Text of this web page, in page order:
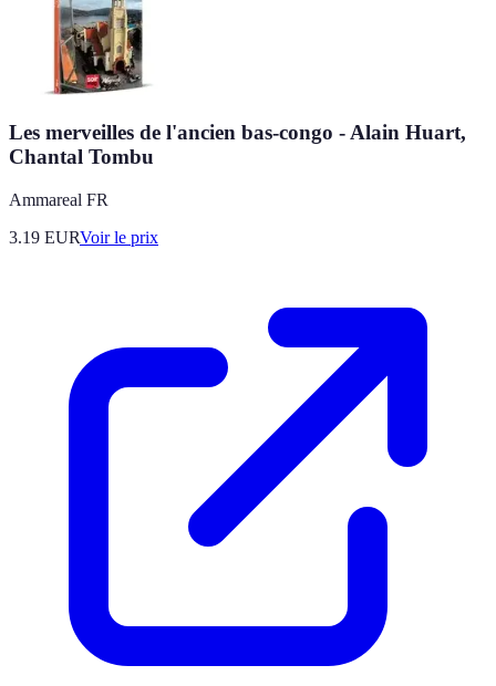
Les merveilles de l'ancien bas-congo - Alain Huart,
Chantal Tombu
Ammareal FR
3.19 EURVoir le prix